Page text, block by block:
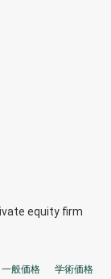
equity firm